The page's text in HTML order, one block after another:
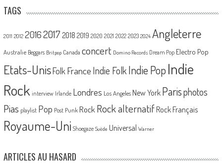
TAGS
2011 2012 20162017 2018 2019 2020 2021 2022 2023 2024 Angleterre
Australie Beggars Britpop Canada concert Domino Records Dream Pop Electro Pop
Etats-UnisFolk France Indie FolkIndie PopIndie
Rock interview Irlande Londres Los Angeles New York Parisphotos
Pias playlist Pop Post Punk Rock Rock alternatif Rock Français
Royaume-Uni Shoegaze Suède Universal Warner
ARTICLES AU HASARD